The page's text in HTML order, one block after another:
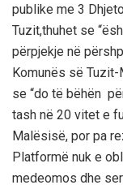
publike me 3
Tuzit,thuhet se
përpjekje në
Komunës së
se “do të bëhën
tash në 20 vitet e
Malësisë, por pa
Platformë nuk e
medeomos dhe